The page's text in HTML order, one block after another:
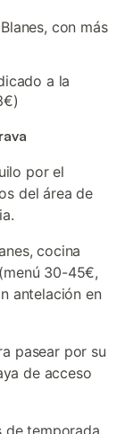
con más
a la
por el
del área de
cocina
30-45€,
antelación en
pasear por su
de acceso
de temporada